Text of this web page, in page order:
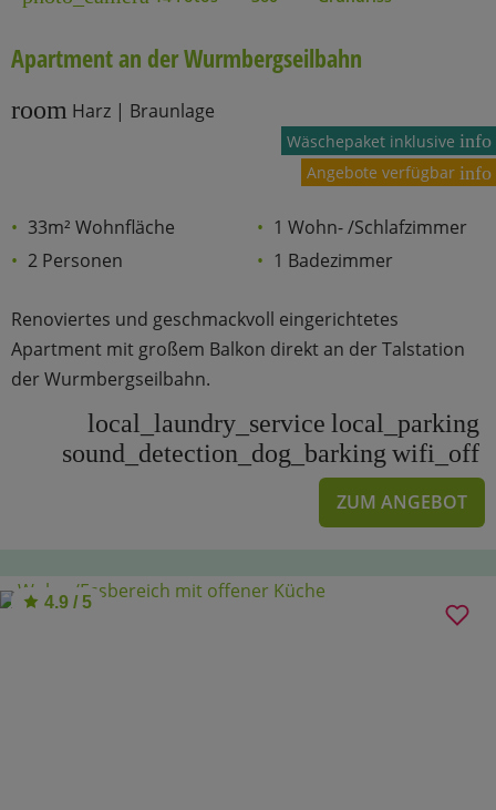
Apartment an der Wurmbergseilbahn
room Harz | Braunlage
Wäschepaket inklusive info
Angebote verfügbar info
33m² Wohnfläche
2 Personen
1 Wohn- /Schlafzimmer
1 Badezimmer
Renoviertes und geschmackvoll eingerichtetes
Apartment mit großem Balkon direkt an der Talstation
der Wurmbergseilbahn.
local_laundry_service local_parking
sound_detection_dog_barking wifi_off
ZUM ANGEBOT
4.9 / 5